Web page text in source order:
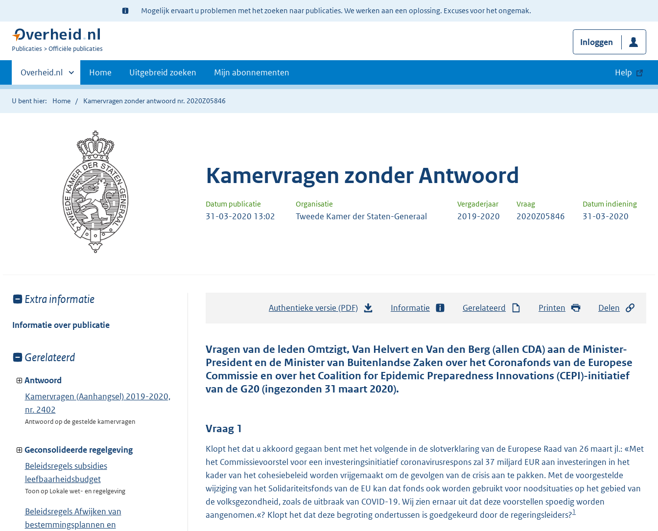
Ter
informatie:
Mogelijk ervaart u problemen met het zoeken naar publicaties. We werken aan een oplossing. Excuses voor het ongemak.
U
Publicaties Officiële publicaties
Inloggen
Primaire
navigatie
Andere
sites
binnen
Overheid.nl Home Uitgebreid zoeken Mijn abonnementen Help
U bent hier: Home Kamervragen zonder antwoord nr. 2020Z05846
Kamervragen zonder Antwoord
Datum publicatie Organisatie Vergaderjaar Vraag Datum indiening
31-03-2020 13:02 Tweede Kamer der Staten-Generaal 2019-2020 2020Z05846 31-03-2020
Toon
van:
Extra informatie
Informatie over publicatie
Toon
van:
Gerelateerd
Antwoord
Kamervragen (Aanhangsel) 2019-2020,
nr. 2402
Antwoord op de gestelde kamervragen
Geconsolideerde regelgeving
Beleidsregels subsidies
leefbaarheidsbudget
Toon op Lokale wet- en regelgeving
Beleidsregels Afwijken van
bestemmingsplannen en
Authentieke versie (PDF)
t
a
n
d
o
t
t
e
:
4
Informatie Gerelateerd Printen Delen
Vragen van de leden Omtzigt, Van Helvert en Van den Berg (allen CDA) aan de Minister-
President en de Minister van Buitenlandse Zaken over het Coronafonds van de Europese
Commissie en over het Coalition for Epidemic Preparedness Innovations (CEPI)-initiatief
van de G20 (ingezonden 31 maart 2020).
Vraag 1
Klopt het dat u akkoord gegaan bent met het volgende in de slotverklaring van de Europese Raad van 26 maart jl.: «Met
het Commissievoorstel voor een investeringsinitiatief coronavirusrespons zal 37 miljard EUR aan investeringen in het
kader van het cohesiebeleid worden vrijgemaakt om de gevolgen van de crisis aan te pakken. Met de voorgestelde
wijziging van het Solidariteitsfonds van de EU kan dat fonds ook worden gebruikt voor noodsituaties op het gebied van
de volksgezondheid, zoals de uitbraak van COVID-19. Wij zien ernaar uit dat deze voorstellen spoedig worden
aangenomen.«? Klopt het dat deze begroting ondertussen is goedgekeurd door de regeringsleiders?1